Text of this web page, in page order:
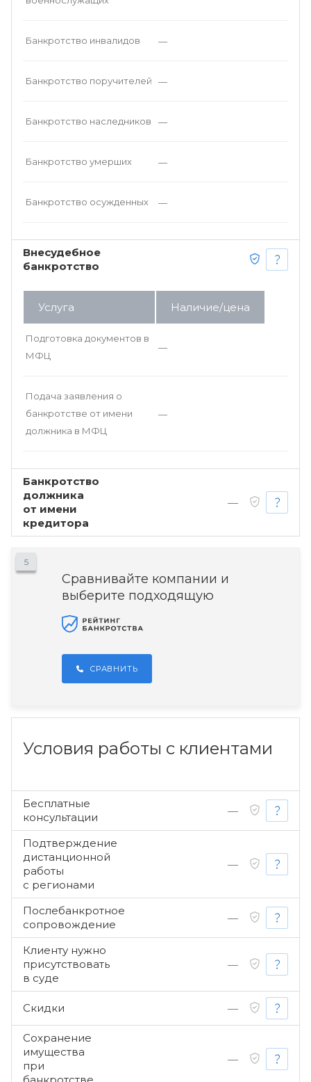
Банкротство инвалидов —
Банкротство поручителей —
Банкротство наследников —
Банкротство умерших —
Банкротство осужденных —
Внесудебное
банкротство
Услуга Наличие/цена
Подготовка документов в
МФЦ
—
Подача заявления о
банкротстве от имени
должника в МФЦ
—
Банкротство
должника
от имени
кредитора
—
5
Сравнивайте компании и
выберите подходящую
СРАВНИТЬ
Условия работы с клиентами
Бесплатные
консультации
—
Подтверждение
дистанционной
работы
с регионами
—
Послебанкротное
сопровождение
—
Клиенту нужно
присутствовать
в суде
—
Скидки —
Сохранение
имущества
при
—